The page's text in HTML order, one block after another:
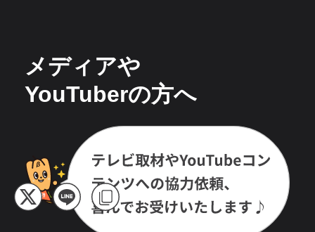
メディアや
YouTuberの方へ